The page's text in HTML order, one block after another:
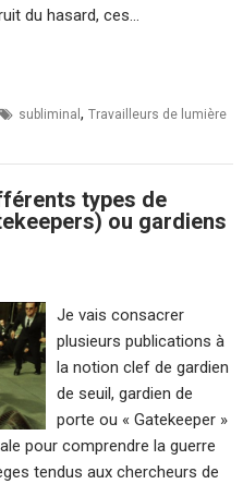
du hasard, ces…
subliminal,Travailleurs de lumière
types de
ou gardiens
Je vais consacrer
plusieurs publications à
la notion clef de gardien
de seuil, gardien de
porte ou « Gatekeeper »
pour comprendre la guerre
tendus aux chercheurs de